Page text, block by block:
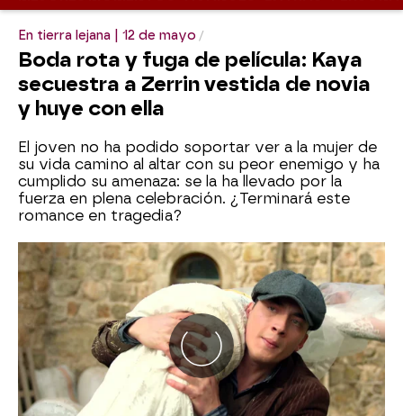
En tierra lejana | 12 de mayo
Boda rota y fuga de película: Kaya
secuestra a Zerrin vestida de novia
y huye con ella
El joven no ha podido soportar ver a la mujer de
su vida camino al altar con su peor enemigo y ha
cumplido su amenaza: se la ha llevado por la
fuerza en plena celebración. ¿Terminará este
romance en tragedia?